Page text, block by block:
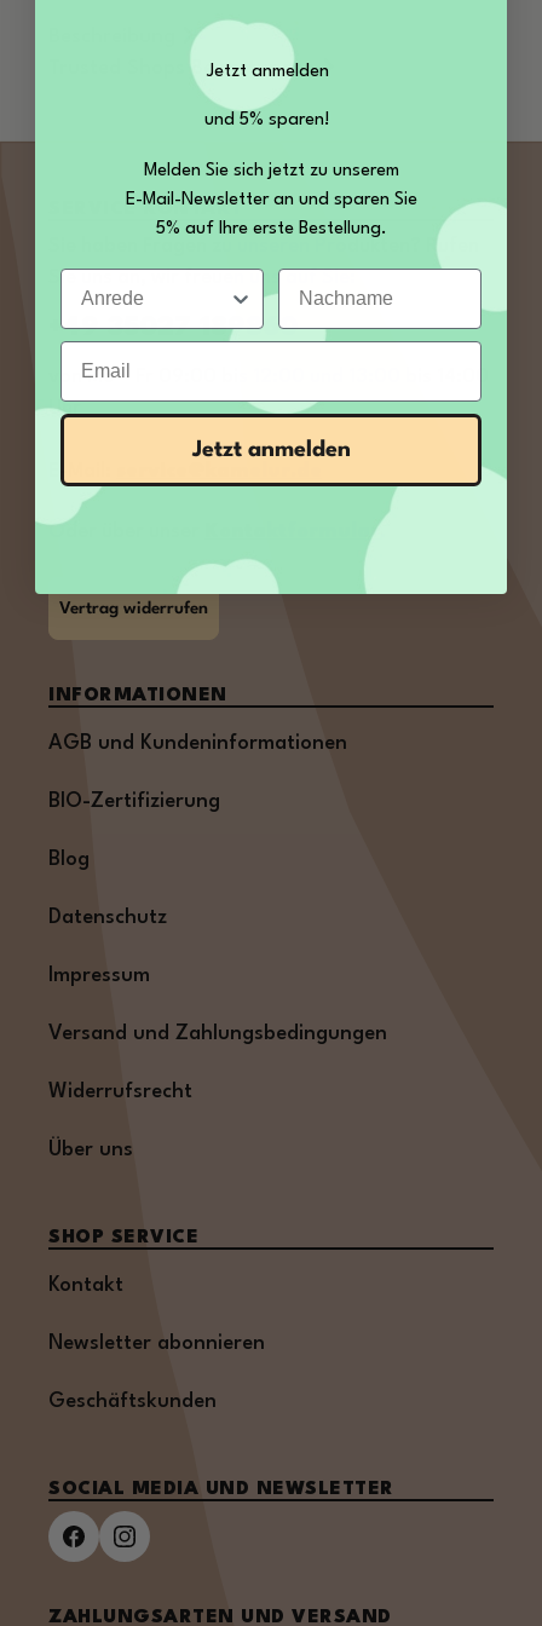
Trusted Shops Bewertungen
SERVICE KONTAKT
Sie uns an, wir freuen uns auf Sie:
+49 35027 189860
von Mo – Fr 09:00 bis 12:00 und 13:00 bis 14:00
Uhr
Kontaktformular
Vertrag widerrufen
INFORMATIONEN
AGB und Kundeninformationen
BIO-Zertifizierung
Blog
Datenschutz
Impressum
Versand und Zahlungsbedingungen
Widerrufsrecht
Über uns
SHOP SERVICE
Kontakt
Newsletter abonnieren
Geschäftskunden
SOCIAL MEDIA UND NEWSLETTER
ZAHLUNGSARTEN UND VERSAND
Jetzt anmelden
und 5% sparen!
Melden Sie sich jetzt zu unserem
E-Mail-Newsletter an und sparen Sie
5% auf Ihre erste Bestellung.
Anrede Nachname
Email
Jetzt anmelden